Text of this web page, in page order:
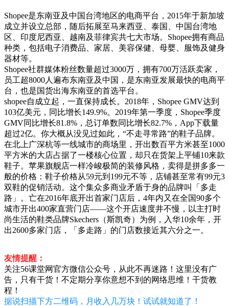
Shopee是东南亚及中国台湾地区的电商平台，2015年于新加坡
成立并设立总部，随后拓展至马来西亚、泰国、中国台湾地
区、印度尼西亚、越南及菲律宾共七大市场。Shopee拥有商品
种类，包括电子消费品、家居、美容保健、母婴、服饰及健身
器材等。
Shopee社群媒体粉丝数量超过3000万，拥有700万活跃卖家，
员工超8000人遍布东南亚及中国，是东南亚发展最快的电商平
台，也是国货出海东南亚的首选平台。
shopee自成立起，一直保持成长。2018年，Shopee GMV达到
103亿美元，同比增长149.9%。2019年第一季度，Shopee季度
GMV同比增长81.8%，总订单数同比增长82.7%，App下载量
超过2亿。你大概从没见过如此，“不走寻常路”的鞋子品牌。
在北上广深杭等一线城市的商场里，开出数百平方米甚至1000
平方米的大店占据了一楼核心位置，却只在货架上平铺10来款
鞋子。苹果旗舰店一样冷峻极简的装修风格，卖得是拼多多一
般的价格：鞋子价格从59元到199元不等，店铺甚至常有99元3
双鞋的促销活动。这个集众多商业矛盾于身的品牌叫「多走
路」。亡在2016年底开出首家门店后，4年内又在全国90多个
城市开出400家直营门店——这个开店速度井不慢，以主打时
尚生活的鞋类品牌Skechers（斯凯奇）为例，入华10余年，开
出2600多家门店，「多走路」的门店数接近其六分之一。
友情提醒：
关注56课堂网官方微信公众号，从此不再迷路！这里没有广
告，只有干货！不定期分享你意想不到的网络思维！干货教
程！
据说扫描下方二维码，月收入几万块！试试就知道了！